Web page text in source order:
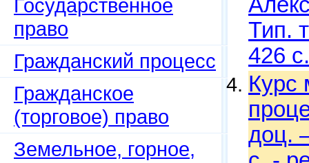
Государственное
право
Гражданский процесс
Гражданское
(торговое) право
Земельное, горное,
Тип.
426
Курс
доц.